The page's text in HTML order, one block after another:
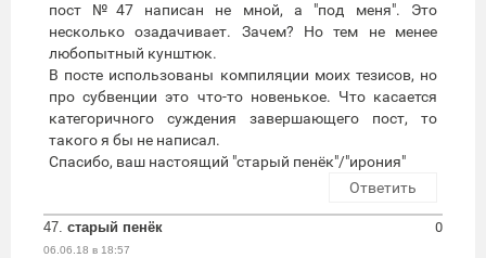
пост №47 написан не мной, а "под меня". Это
несколько озадачивает. Зачем? Но тем не менее
любопытный кунштюк.
В посте использованы компиляции моих тезисов, но
про субвенции это что-то новенькое. Что касается
категоричного суждения завершающего пост, то
такого я бы не написал.
Спасибо, ваш настоящий "старый пенёк"/"ирония"
Ответить
47. старый пенёк
06.06.18 в 18:57
0